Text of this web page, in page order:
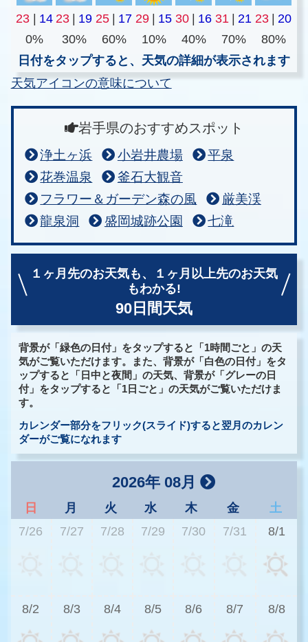
23 14 23 19 25 17 29 15 30 16 31 21 23
20
0%
30% 60% 10% 40% 70%
80%
日付をタップすると、天気の詳細が表示されます
天気アイコンの意味について
岩手県のおすすめスポット
浄土ヶ浜 小岩井農場
平泉
花巻温泉
釜石大観音
フラワー＆ガーデン森の風
厳美渓
龍泉洞
盛岡城跡公園 七滝
１ヶ月先のお天気も、
１ヶ月以上先のお天気
もわかる!
90日間天気
背景が「緑色の日付」をタップすると「1時間ごと」の天
気がご覧いただけます。また、背景が「白色の日付」をタ
ップすると「日中と夜間」の天気、背景が「グレーの日
付」をタップすると「1日ごと」の天気がご覧いただけま
す。
カレンダー部分をフリック(スライド)すると翌月のカレン
ダーがご覧になれます
2026年 08月
日 月 火 水 木 金
土
7/26
7/27 7/28 7/29 7/30 7/31 8/1
8/2 8/3 8/4 8/5 8/6 8/7 8/8